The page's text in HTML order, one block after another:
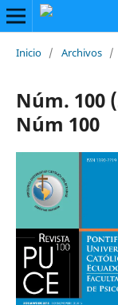
Inicio / Archivos /
Núm. 100
Núm 100